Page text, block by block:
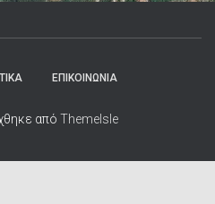
ΕΠΙΚΟΙΝΩΝΙΑ
από ThemeIsle